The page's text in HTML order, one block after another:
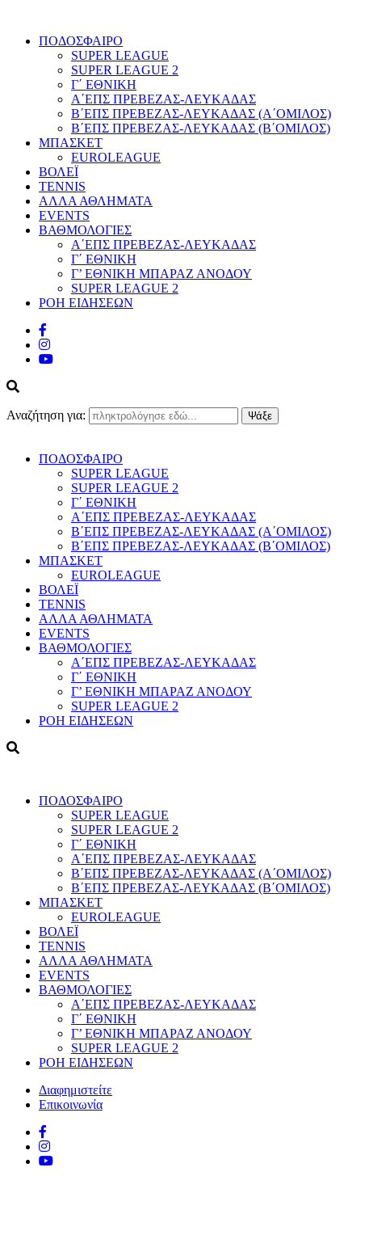
ΠΟΔΟΣΦΑΙΡΟ
SUPER LEAGUE
SUPER LEAGUE 2
Γ΄ ΕΘΝΙΚΗ
Α΄ΕΠΣ ΠΡΕΒΕΖΑΣ-ΛΕΥΚΑΔΑΣ
Β΄ΕΠΣ ΠΡΕΒΕΖΑΣ-ΛΕΥΚΑΔΑΣ (Α΄ΟΜΙΛΟΣ)
Β΄ΕΠΣ ΠΡΕΒΕΖΑΣ-ΛΕΥΚΑΔΑΣ (Β΄ΟΜΙΛΟΣ)
ΜΠΑΣΚΕΤ
EUROLEAGUE
ΒΟΛΕΪ
TENNIS
ΑΛΛΑ ΑΘΛΗΜΑΤΑ
EVENTS
ΒΑΘΜΟΛΟΓΙΕΣ
Α΄ΕΠΣ ΠΡΕΒΕΖΑΣ-ΛΕΥΚΑΔΑΣ
Γ΄ ΕΘΝΙΚΗ
Γ’ ΕΘΝΙΚΗ ΜΠΑΡΑΖ ΑΝΟΔΟΥ
SUPER LEAGUE 2
ΡΟΗ ΕΙΔΗΣΕΩΝ
Αναζήτηση για:
ΠΟΔΟΣΦΑΙΡΟ
SUPER LEAGUE
SUPER LEAGUE 2
Γ΄ ΕΘΝΙΚΗ
Α΄ΕΠΣ ΠΡΕΒΕΖΑΣ-ΛΕΥΚΑΔΑΣ
Β΄ΕΠΣ ΠΡΕΒΕΖΑΣ-ΛΕΥΚΑΔΑΣ (Α΄ΟΜΙΛΟΣ)
Β΄ΕΠΣ ΠΡΕΒΕΖΑΣ-ΛΕΥΚΑΔΑΣ (Β΄ΟΜΙΛΟΣ)
ΜΠΑΣΚΕΤ
EUROLEAGUE
ΒΟΛΕΪ
TENNIS
ΑΛΛΑ ΑΘΛΗΜΑΤΑ
EVENTS
ΒΑΘΜΟΛΟΓΙΕΣ
Α΄ΕΠΣ ΠΡΕΒΕΖΑΣ-ΛΕΥΚΑΔΑΣ
Γ΄ ΕΘΝΙΚΗ
Γ’ ΕΘΝΙΚΗ ΜΠΑΡΑΖ ΑΝΟΔΟΥ
SUPER LEAGUE 2
ΡΟΗ ΕΙΔΗΣΕΩΝ
ΠΟΔΟΣΦΑΙΡΟ
SUPER LEAGUE
SUPER LEAGUE 2
Γ΄ ΕΘΝΙΚΗ
Α΄ΕΠΣ ΠΡΕΒΕΖΑΣ-ΛΕΥΚΑΔΑΣ
Β΄ΕΠΣ ΠΡΕΒΕΖΑΣ-ΛΕΥΚΑΔΑΣ (Α΄ΟΜΙΛΟΣ)
Β΄ΕΠΣ ΠΡΕΒΕΖΑΣ-ΛΕΥΚΑΔΑΣ (Β΄ΟΜΙΛΟΣ)
ΜΠΑΣΚΕΤ
EUROLEAGUE
ΒΟΛΕΪ
TENNIS
ΑΛΛΑ ΑΘΛΗΜΑΤΑ
EVENTS
ΒΑΘΜΟΛΟΓΙΕΣ
Α΄ΕΠΣ ΠΡΕΒΕΖΑΣ-ΛΕΥΚΑΔΑΣ
Γ΄ ΕΘΝΙΚΗ
Γ’ ΕΘΝΙΚΗ ΜΠΑΡΑΖ ΑΝΟΔΟΥ
SUPER LEAGUE 2
ΡΟΗ ΕΙΔΗΣΕΩΝ
Διαφημιστείτε
Επικοινωνία